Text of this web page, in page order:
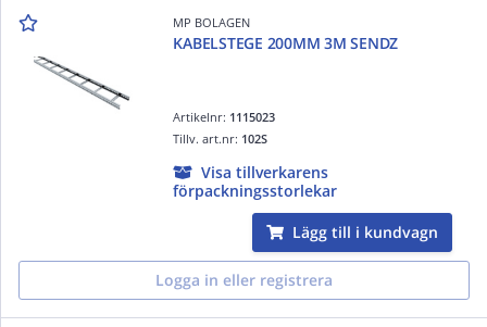
MP BOLAGEN
KABELSTEGE 200MM 3M SENDZ
Artikelnr: 1115023
Tillv. art.nr: 102S
Visa tillverkarens
förpackningsstorlekar
Lägg till i kundvagn
Logga in eller registrera